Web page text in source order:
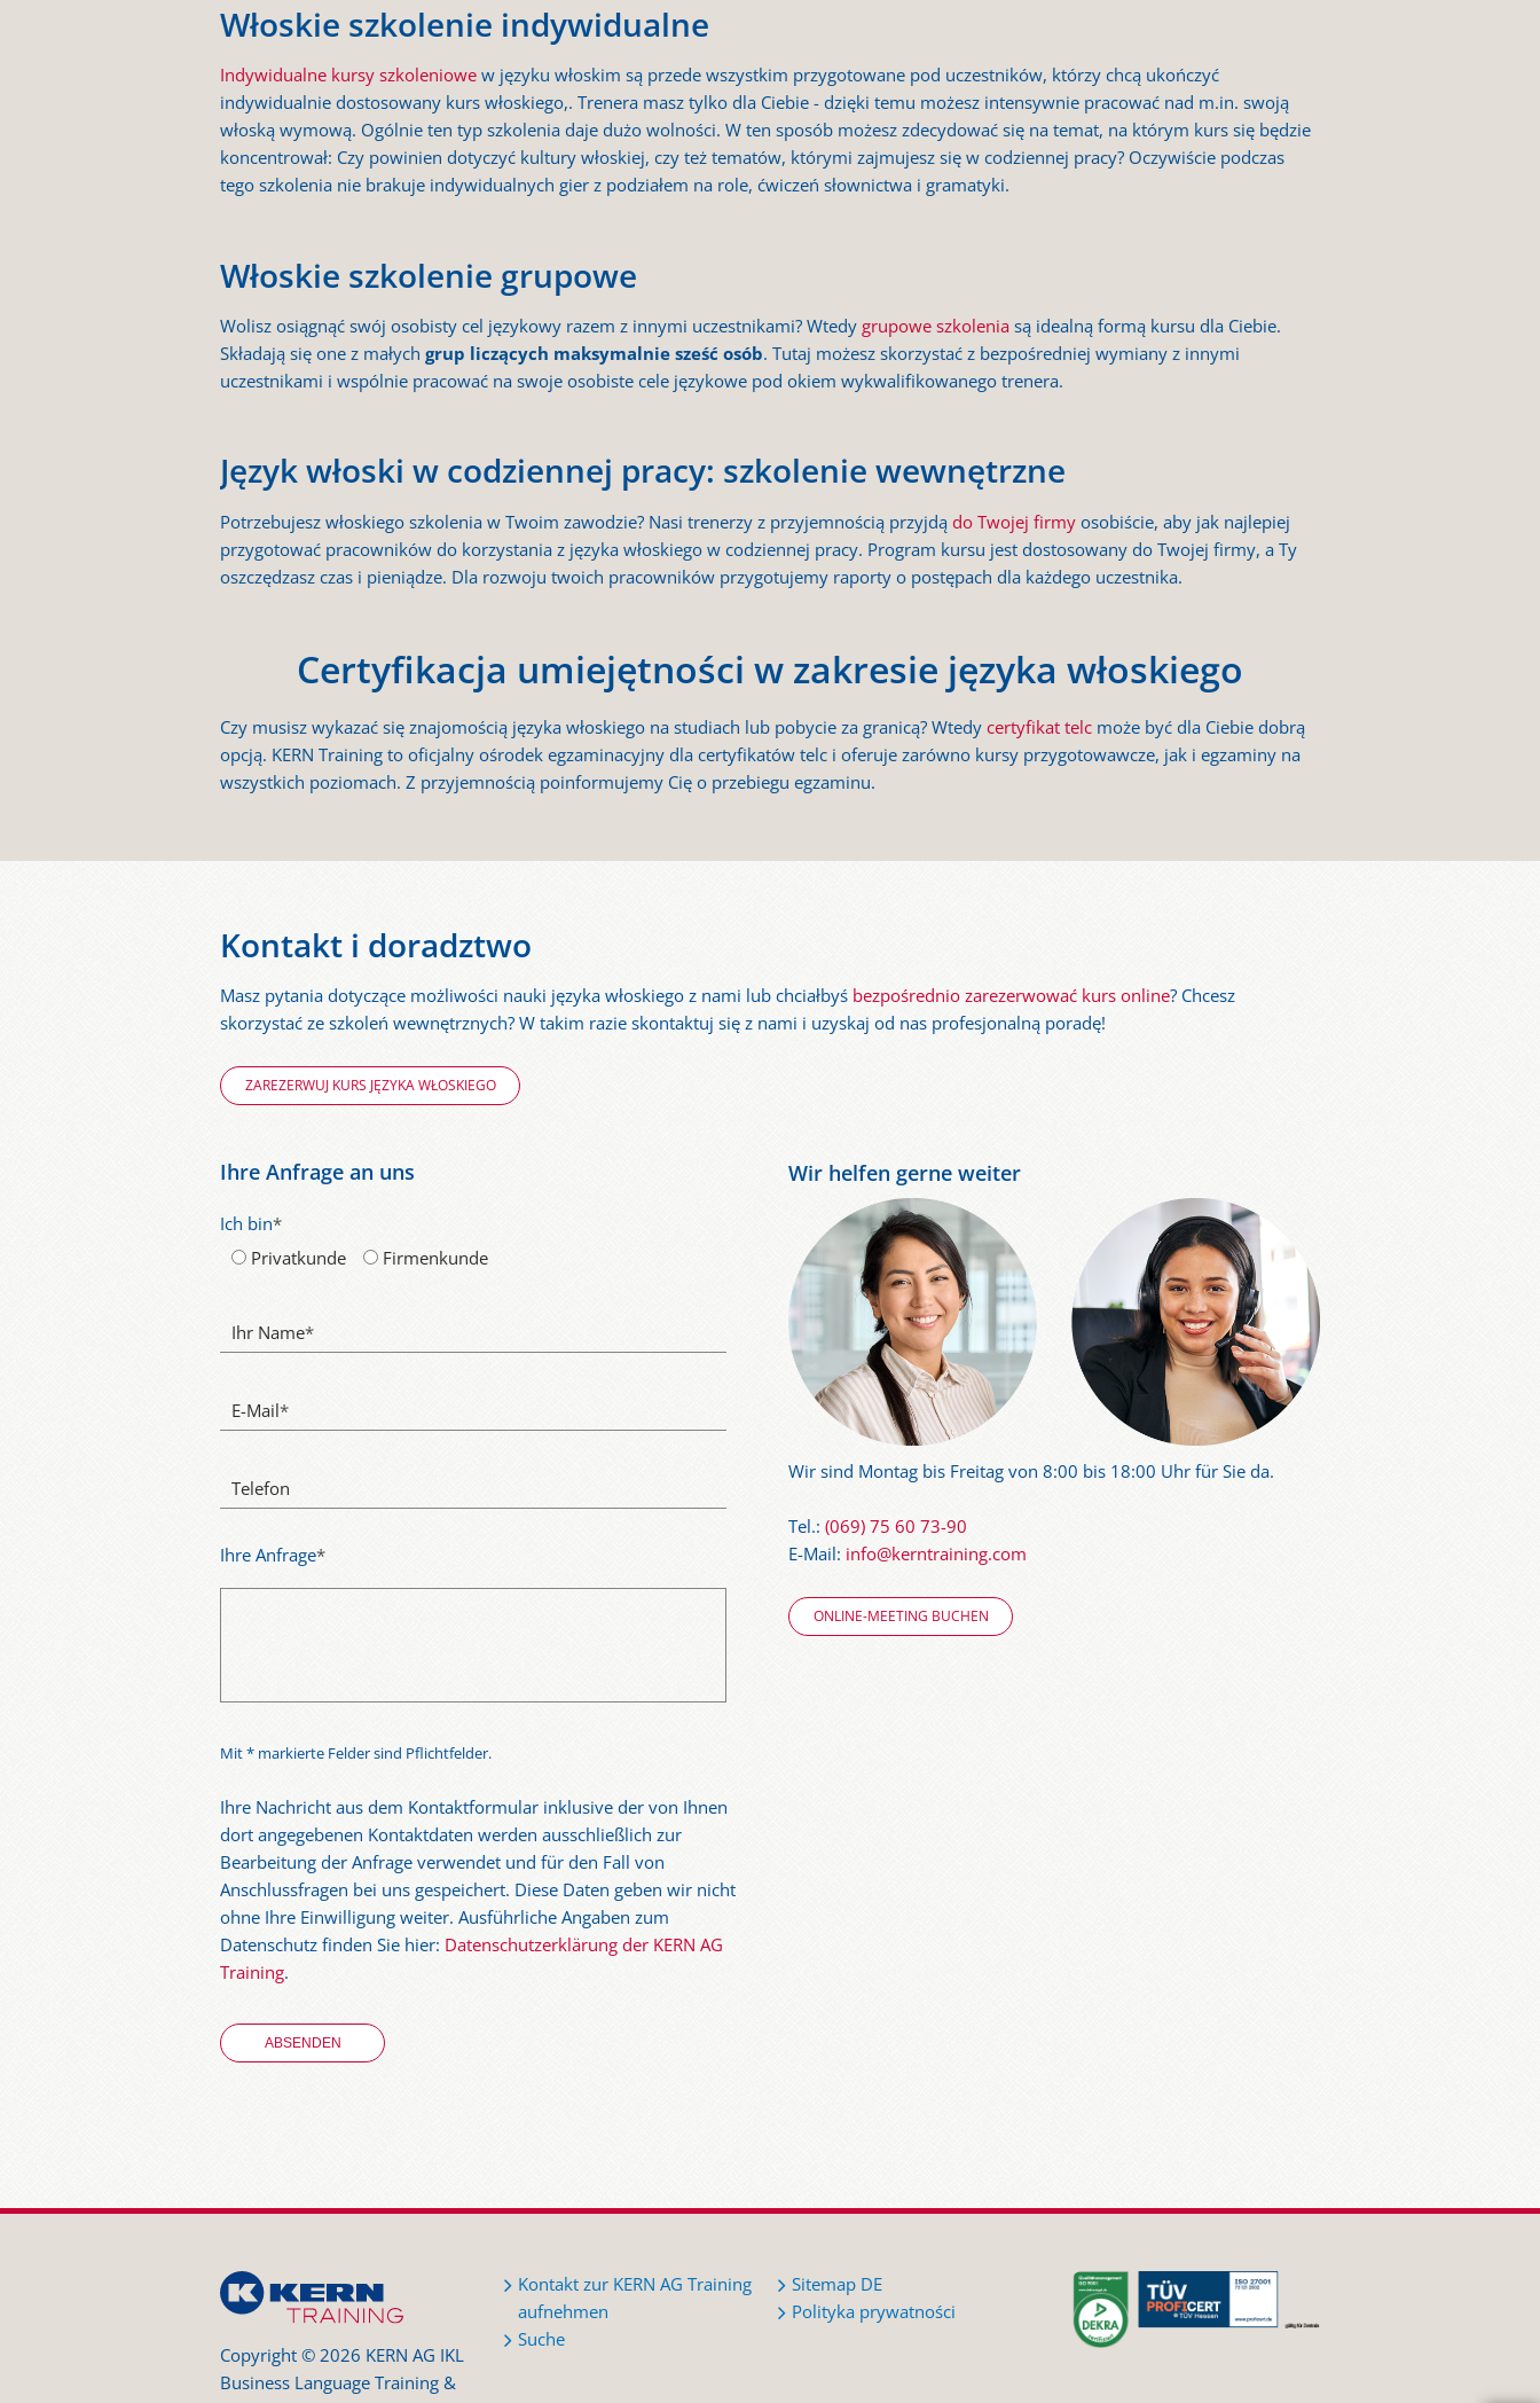
Włoskie szkolenie indywidualne
Indywidualne kursy szkoleniowew języku włoskim są przede wszystkim przygotowane pod uczestników, którzy chcą ukończyć
indywidualnie dostosowany kurs włoskiego,. Trenera masz tylko dla Ciebie - dzięki temu możesz intensywnie pracować nad m.in. swoją
włoską wymową. Ogólnie ten typ szkolenia daje dużo wolności. W ten sposób możesz zdecydować się na temat, na którym kurs się będzie
koncentrował: Czy powinien dotyczyć kultury włoskiej, czy też tematów, którymi zajmujesz się w codziennej pracy? Oczywiście podczas
tego szkolenia nie brakuje indywidualnych gier z podziałem na role, ćwiczeń słownictwa i gramatyki.
Włoskie szkolenie grupowe
Wolisz osiągnąć swój osobisty cel językowy razem z innymi uczestnikami? Wtedygrupowe szkoleniasą idealną formą kursu dla Ciebie.
Składają się one z małych grup liczących maksymalnie sześć osób. Tutaj możesz skorzystać z bezpośredniej wymiany z innymi
uczestnikami i wspólnie pracować na swoje osobiste cele językowe pod okiem wykwalifikowanego trenera.
Język włoski w codziennej pracy: szkolenie wewnętrzne
Potrzebujesz włoskiego szkolenia w Twoim zawodzie? Nasi trenerzy z przyjemnością przyjdądo Twojej firmyosobiście, aby jak najlepiej
przygotować pracowników do korzystania z języka włoskiego w codziennej pracy. Program kursu jest dostosowany do Twojej firmy, a Ty
oszczędzasz czas i pieniądze. Dla rozwoju twoich pracowników przygotujemy raporty o postępach dla każdego uczestnika.
Certyfikacja umiejętności w zakresie języka włoskiego
Czy musisz wykazać się znajomością języka włoskiego na studiach lub pobycie za granicą? Wtedycertyfikat telc może być dla Ciebie dobrą
opcją. KERN Training to oficjalny ośrodek egzaminacyjny dla certyfikatów telc i oferuje zarówno kursy przygotowawcze, jak i egzaminy na
wszystkich poziomach. Z przyjemnością poinformujemy Cię o przebiegu egzaminu.
Kontakt i doradztwo
Masz pytania dotyczące możliwości nauki języka włoskiego z nami lub chciałbyś bezpośrednio zarezerwować kurs online? Chcesz
skorzystać ze szkoleń wewnętrznych? W takim razie skontaktuj się z nami i uzyskaj od nas profesjonalną poradę!
ZAREZERWUJ KURS JĘZYKA WŁOSKIEGO
Ihre Anfrage an uns
Ich bin*
Privatkunde
Firmenkunde
Ihr Name*
E-Mail*
Telefon
Ihre Anfrage*
Mit * markierte Felder sind Pflichtfelder.
Ihre Nachricht aus dem Kontaktformular inklusive der von Ihnen
dort angegebenen Kontaktdaten werden ausschließlich zur
Bearbeitung der Anfrage verwendet und für den Fall von
Anschlussfragen bei uns gespeichert. Diese Daten geben wir nicht
ohne Ihre Einwilligung weiter. Ausführliche Angaben zum
Datenschutz finden Sie hier: Datenschutzerklärung der KERN AG
Training.
Wir helfen gerne weiter
Wir sind Montag bis Freitag von 8:00 bis 18:00 Uhr für Sie da.
Tel.: (069) 75 60 73-90
E-Mail: info@kerntraining.com
ONLINE-MEETING BUCHEN
Copyright © 2026 KERN AG IKL
Business Language Training &
Kontakt zur KERN AG Training
aufnehmen
Suche
Sitemap DE
Polityka prywatności